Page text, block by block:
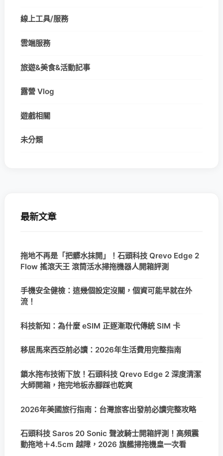
線上工具/服務
雲端服務
旅遊&美食&活動記事
露營 Vlog
遊戲相關
未分類
最新文章
拖地不再是「把髒水抹開」！石頭科技 Qrevo Edge 2
Flow 搖滾天王 滾筒活水掃拖機器人開箱評測
手機安全健檢：這幾個設定沒關，個資可能早就在外
流！
科技新知：為什麼 eSIM 正逐漸取代傳統 SIM 卡
移居馬來西亞前必讀：2026年生活費用完整指南
鎖水拖布技術下放！石頭科技 Qrevo Edge 2 深度清潔
大師開箱，拖完地板赤腳踩也乾爽
2026年美國旅行指南：台灣旅客出發前必讀完整攻略
石頭科技 Saros 20 Sonic 聲波騎士開箱評測！高頻震
動拖地＋4.5cm 越障，2026 旗艦掃拖機皇一次看